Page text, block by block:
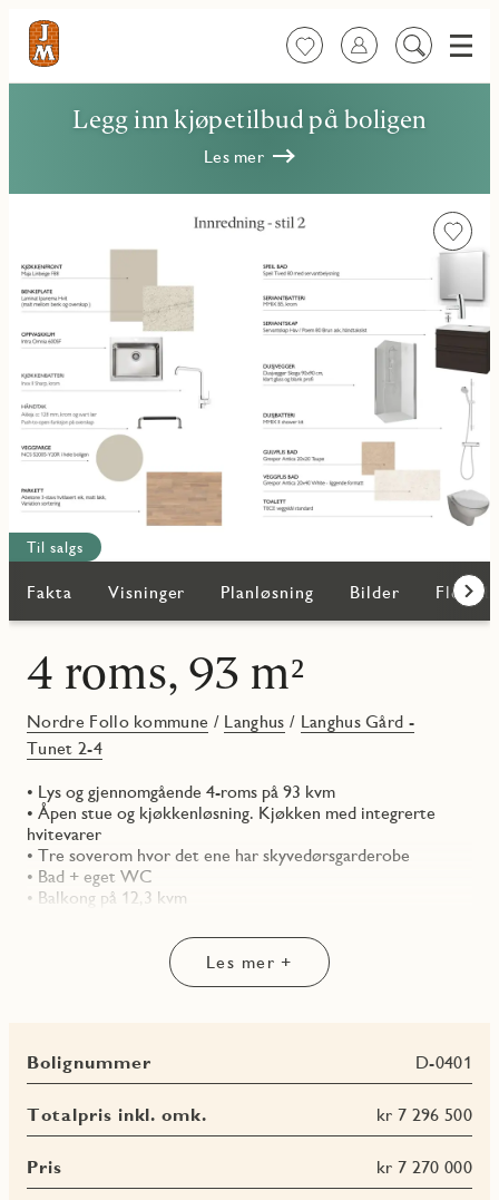
FavoritterLogg inn
Søk
Meny
Legg inn kjøpetilbud på boligen
Les mer
Til salgs
Fakta Visninger Planløsning Bilder Flere
4 roms, 93 m²
Nordre Follo kommune / Langhus / Langhus Gård -
Tunet 2-4
• Lys og gjennomgående 4-roms på 93 kvm
• Åpen stue og kjøkkenløsning. Kjøkken med integrerte
hvitevarer
• Tre soverom hvor det ene har skyvedørsgarderobe
• Bad + eget WC
• Balkong på 12,3 kvm
Les mer +
Bolignummer D-0401
Totalpris inkl. omk. kr 7 296 500
Pris kr 7 270 000